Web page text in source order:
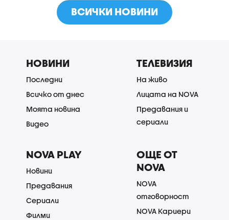
ВСИЧКИ НОВИНИ
НОВИНИ
Последни
Всичко от днес
Моята новина
Видео
ТЕЛЕВИЗИЯ
На живо
Лицата на NOVA
Предавания и
сериали
NOVA PLAY
Новини
Предавания
Сериали
Филми
ОЩЕ ОТ
NOVA
NOVA
отговорност
NOVA Кариери